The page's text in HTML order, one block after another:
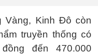
Vàng, Kinh Đô còn
truyền thống có
đến 470.000